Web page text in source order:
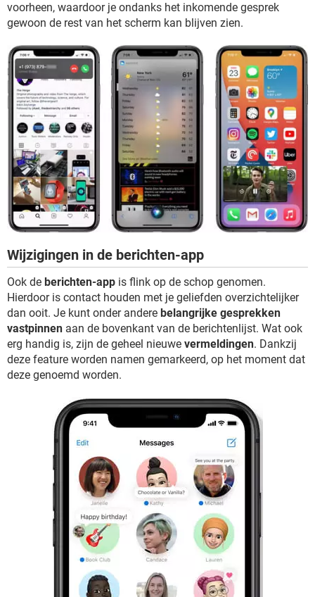
voorheen, waardoor je ondanks het inkomende gesprek
gewoon de rest van het scherm kan blijven zien.
Wijzigingen in de berichten-app
Ook de berichten-app is flink op de schop genomen.
Hierdoor is contact houden met je geliefden overzichtelijker
dan ooit. Je kunt onder andere belangrijke gesprekken
vastpinnen aan de bovenkant van de berichtenlijst. Wat ook
erg handig is, zijn de geheel nieuwe vermeldingen. Dankzij
deze feature worden namen gemarkeerd, op het moment dat
deze genoemd worden.